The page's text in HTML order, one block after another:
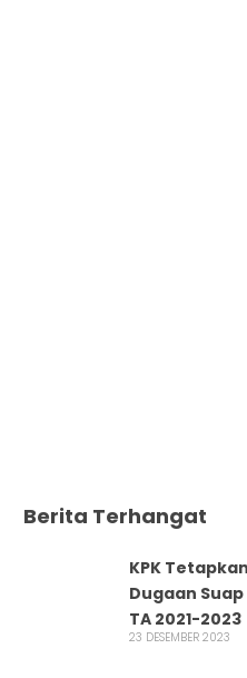
Berita Terhangat
KPK
Dugaan
TA 2021-2023
23 DESEMBER 2023